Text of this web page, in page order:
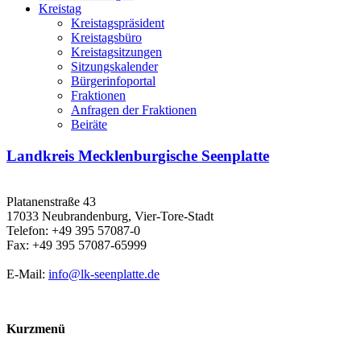
Kreistag
Kreistagspräsident
Kreistagsbüro
Kreistagsitzungen
Sitzungskalender
Bürgerinfoportal
Fraktionen
Anfragen der Fraktionen
Beiräte
Landkreis Mecklenburgische Seenplatte
Platanenstraße 43
17033 Neubrandenburg, Vier-Tore-Stadt
Telefon: +49 395 57087-0
Fax: +49 395 57087-65999
E-Mail: info@lk-seenplatte.de
Kurzmenü